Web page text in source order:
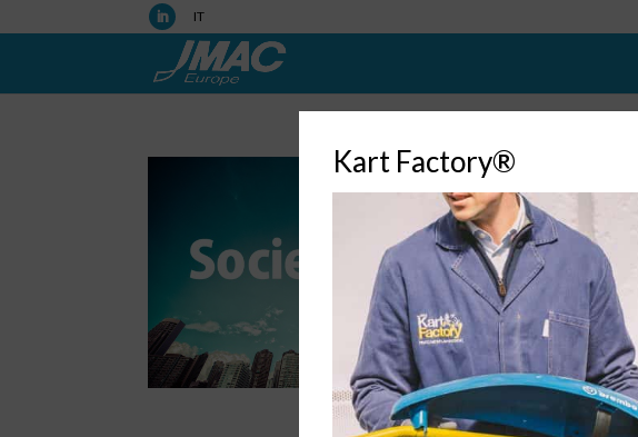
IT
Made in
22 Lug, 2018
L’Industria
puntare Il
lavorare sul
lavorativi e
ricerca,...
Kart Factory®